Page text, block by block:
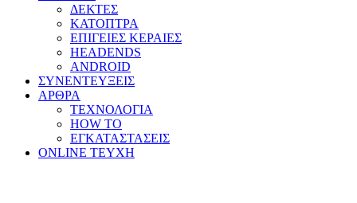
ΔΕΚΤΕΣ
ΚΑΤΟΠΤΡΑ
ΕΠΙΓΕΙΕΣ ΚΕΡΑΙΕΣ
HEADENDS
ANDROID
ΣΥΝΕΝΤΕΥΞΕΙΣ
ΑΡΘΡΑ
ΤΕΧΝΟΛΟΓΙΑ
HOW TO
ΕΓΚΑΤΑΣΤΑΣΕΙΣ
ONLINE TEYXH